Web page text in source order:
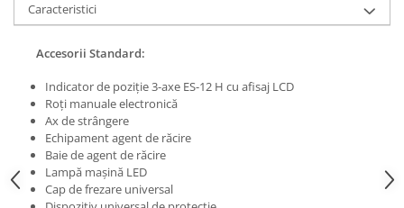
Masini de slefuit cu mediu umed si
uscat
Masini de slefuit cutite de gravat
Masini de tesit
Masini pentru slefuit tevi
Masini universale de ascutit
Polizoare de banc
Masini de filetat
Masini pneumatice de filetat
Caracteristici
Accesorii Standard:
Indicator de poziţie 3-axe ES-12 H cu afisaj LCD
Roţi manuale electronică
Ax de strângere
Echipament agent de răcire
Baie de agent de răcire
Lampă maşină LED
Cap de frezare universal